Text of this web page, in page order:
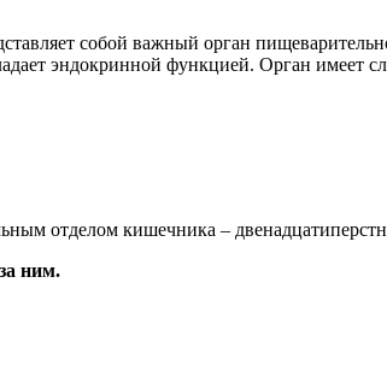
собой важный орган
эндокринной функцией. Орган имеет
отделом кишечника –
ним.